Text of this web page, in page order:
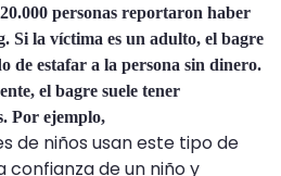
personas reportaron haber
Si la víctima es un adulto, el bagre
de estafar a la persona sin dinero.
el bagre suele tener
Por ejemplo,
de niños usan este tipo de
de un niño y